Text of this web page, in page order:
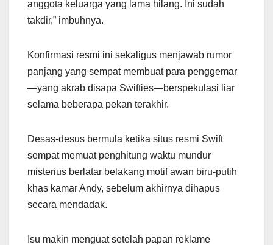
anggota keluarga yang lama hilang. Ini sudah
takdir,” imbuhnya.
Konfirmasi resmi ini sekaligus menjawab rumor
panjang yang sempat membuat para penggemar
—yang akrab disapa Swifties—berspekulasi liar
selama beberapa pekan terakhir.
Desas-desus bermula ketika situs resmi Swift
sempat memuat penghitung waktu mundur
misterius berlatar belakang motif awan biru-putih
khas kamar Andy, sebelum akhirnya dihapus
secara mendadak.
Isu makin menguat setelah papan reklame